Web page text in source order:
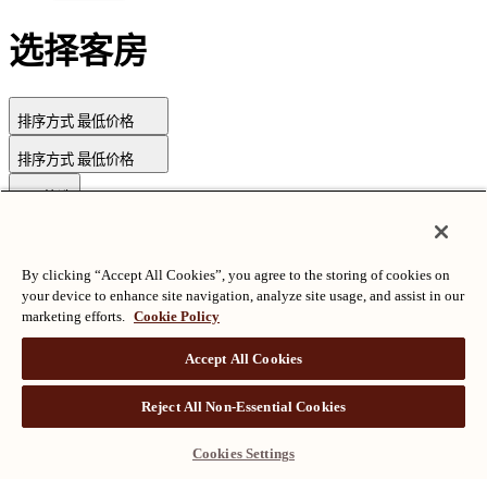
选择客房
排序方式最低价格
排序方式最低价格
筛选
版权所有©朗廷酒店国际有限公司沪ICP备2024050525
By clicking “Accept All Cookies”, you agree to the storing of cookies on
your device to enhance site navigation, analyze site usage, and assist in our
marketing efforts. Cookie Policy
Accept All Cookies
Reject All Non-Essential Cookies
Cookies Settings